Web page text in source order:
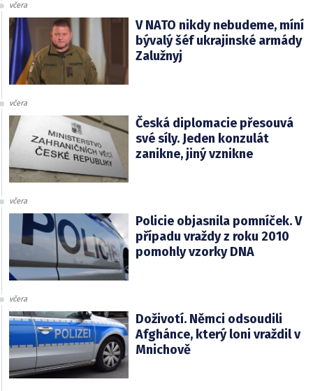
včera
V NATO nikdy nebudeme, míní
bývalý šéf ukrajinské armády
Zalužnyj
včera
Česká diplomacie přesouvá
své síly. Jeden konzulát
zanikne, jiný vznikne
včera
Policie objasnila pomníček. V
případu vraždy z roku 2010
pomohly vzorky DNA
včera
Doživotí. Němci odsoudili
Afghánce, který loni vraždil v
Mnichově